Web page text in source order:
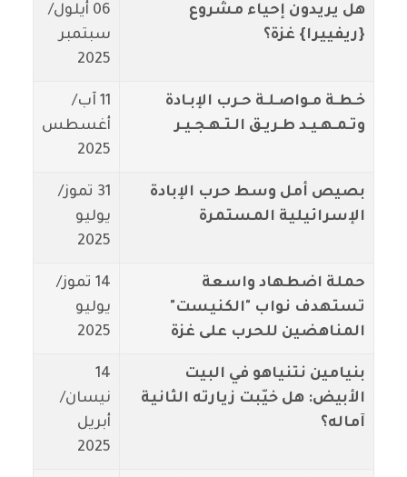
هل يريدون إحياء مشروع
{ريفييرا} غزة؟
06 أيلول/
سبتمبر
2025
خـطـة مـواصـلـة حـرب الإبـادة
وتـمـهـيـد طـريـق الـتـهـجـيـر
11 آب/
أغسطس
2025
بصيص أمل وسط حرب الإبادة
الإسرائيلية المستمرة
31 تموز/
يوليو
2025
حملة اضطهاد واسعة
تستهدف نواب "الكنيست"
المناهضين للحرب على غزة
14 تموز/
يوليو
2025
بنيامين نتنياهو في البيت
الأبيض: هل خيّبت زيارته الثانية
آماله؟
14
نيسان/
أبريل
2025